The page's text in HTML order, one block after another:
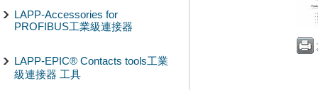
LAPP-Accessories for
PROFIBUS工業級連接器
LAPP-EPIC® Contacts tools工業
級連接器 工具